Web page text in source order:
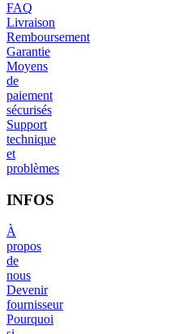
FAQ
Livraison
Remboursement
Garantie
Moyens
de
paiement
sécurisés
Support
technique
et
problèmes
INFOS
À
propos
de
nous
Devenir
fournisseur
Pourquoi